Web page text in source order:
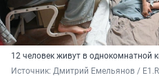
12 человек живут в однокомнатной
Источник: Дмитрий Емельянов /